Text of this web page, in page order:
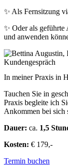
✨ Als Fernsitzung
✨ Oder als geführte
und anwenden
In meiner Praxis in
Tauchen Sie in
Praxis begleite ich
Ankommen bei sich
Dauer: ca. 1,5
Kosten: € 179,-
Termin buchen